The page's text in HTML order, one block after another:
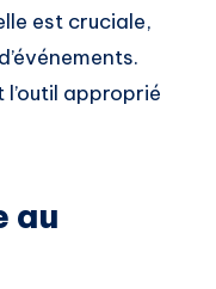
est cruciale,
approprié
au